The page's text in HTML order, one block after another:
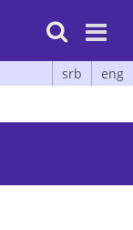

srb eng